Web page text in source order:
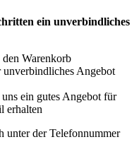
ein unverbindliches
Warenkorb
Angebot
ein gutes Angebot für
erhalten
unter der Telefonnummer